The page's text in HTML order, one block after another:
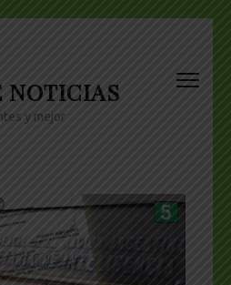
NOTICIAS
y mejor